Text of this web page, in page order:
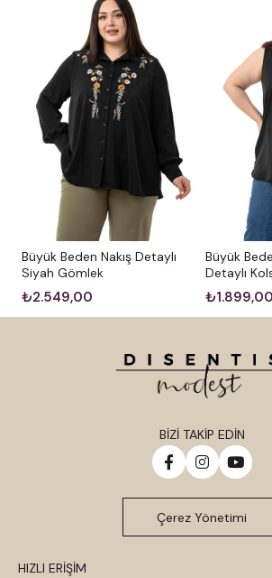
Büyük Beden Nakış Detaylı
Siyah Gömlek
₺2.549,00
Büyük
Detaylı
₺1.899,00
HIZLI ERİŞİM
BİZİ TAKİP EDİN
Çerez Yönetimi